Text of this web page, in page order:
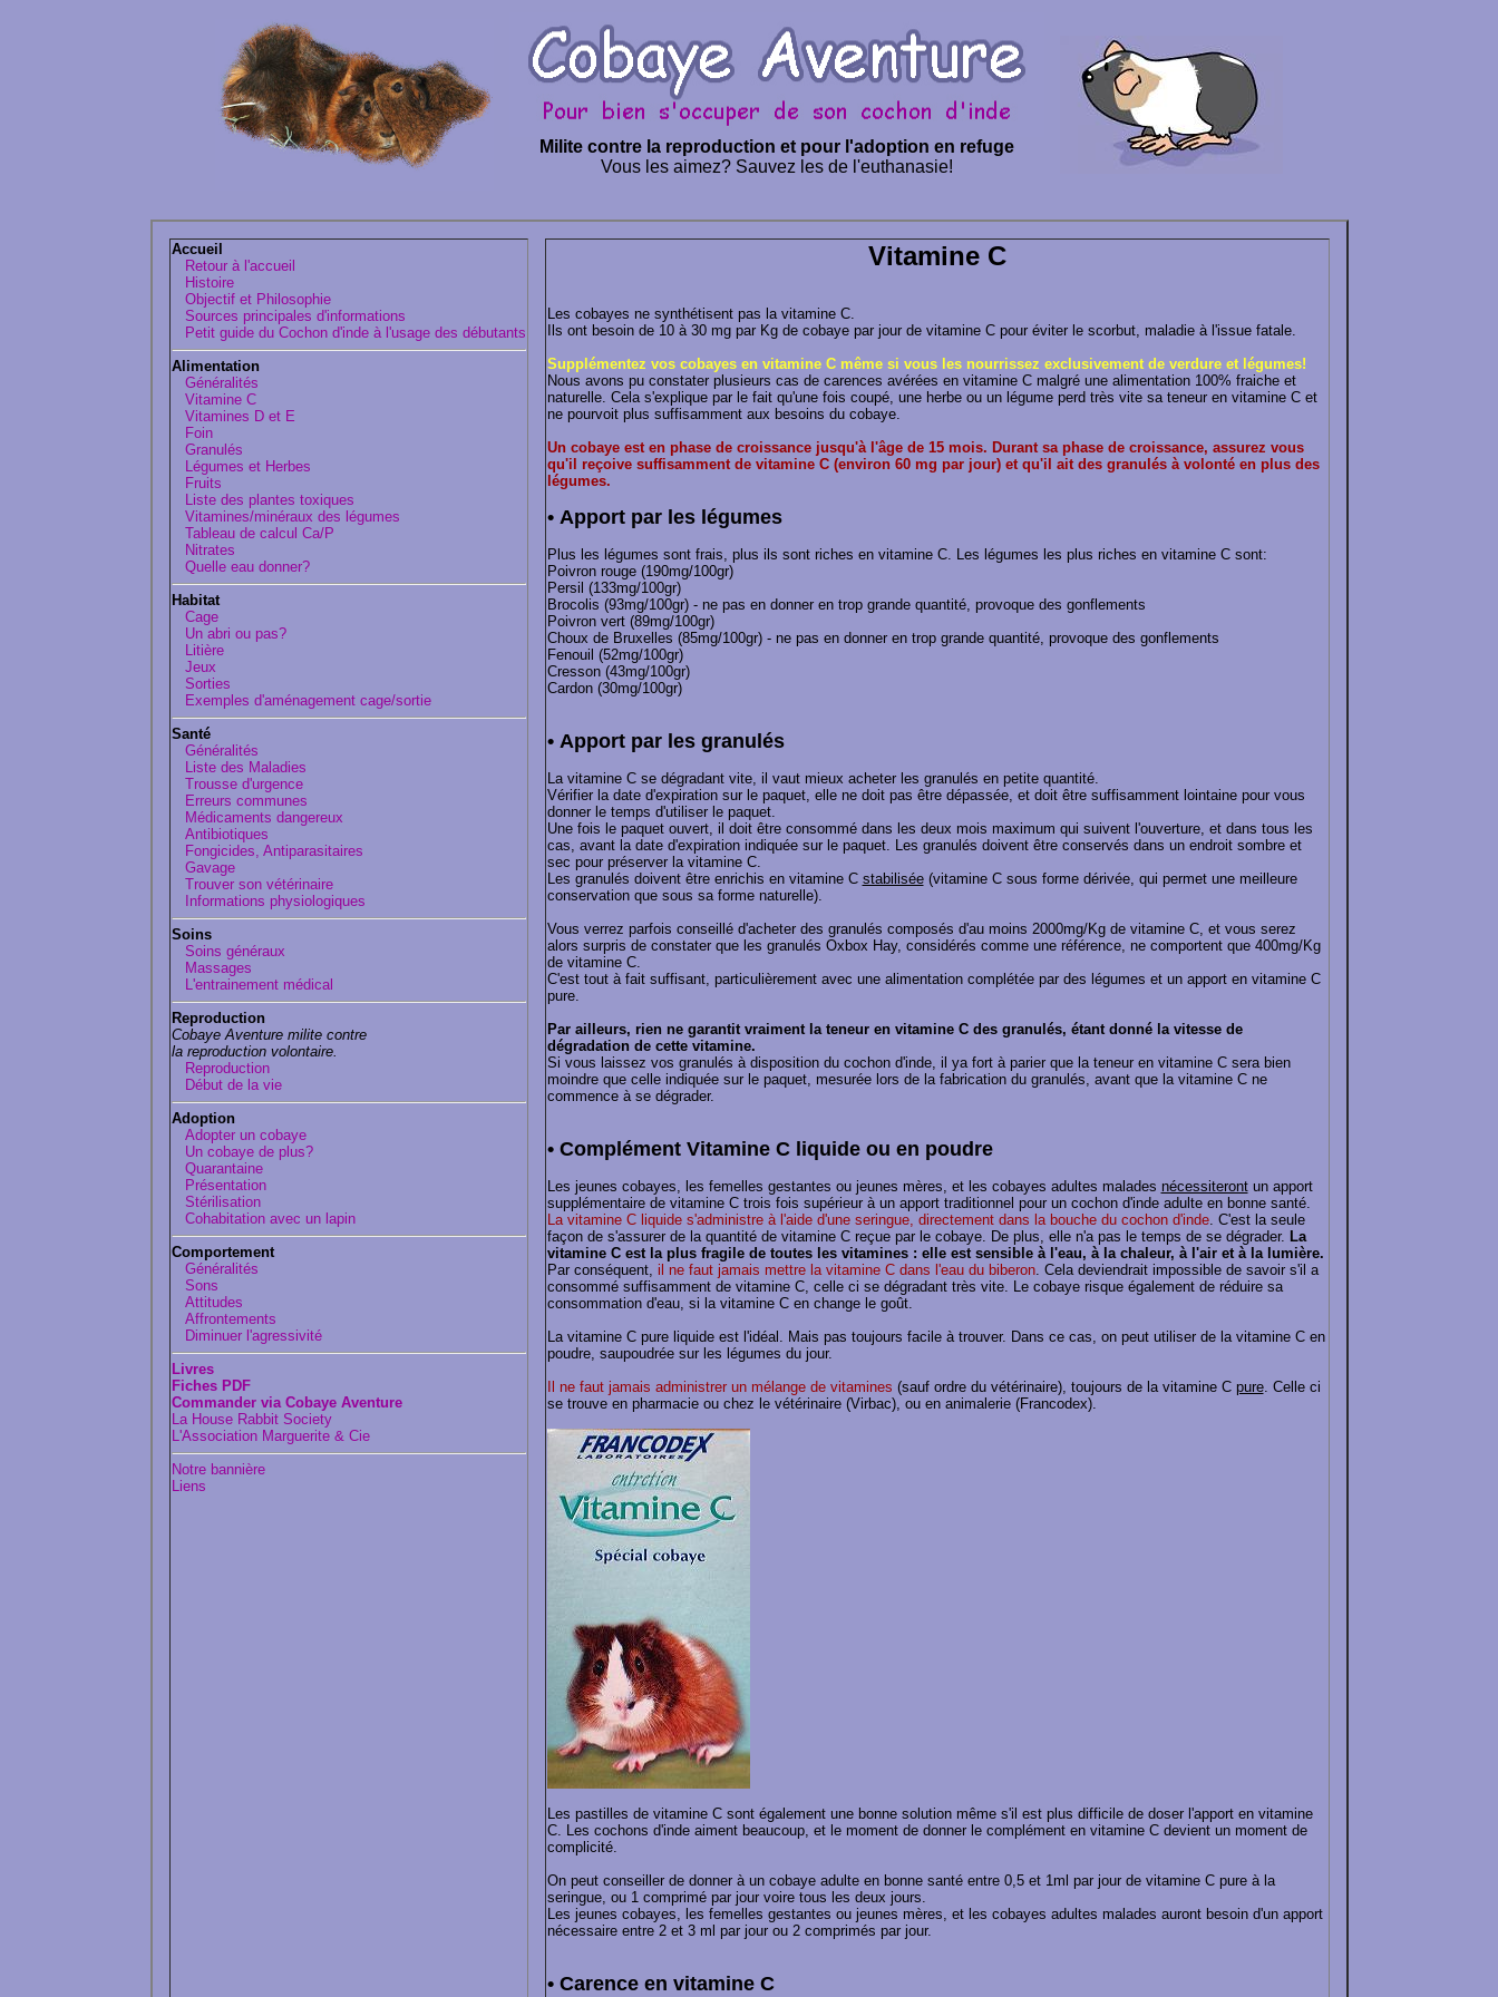
Milite contre la reproduction et pour l'adoption en refuge
Vous les aimez? Sauvez les de l'euthanasie!
Accueil
Retour à l'accueil
Histoire
Objectif et Philosophie
Sources principales d'informations
Petit guide du Cochon d'inde à l'usage des débutants
Alimentation
Généralités
Vitamine C
Vitamines D et E
Foin
Granulés
Légumes et Herbes
Fruits
Liste des plantes toxiques
Vitamines/minéraux des légumes
Tableau de calcul Ca/P
Nitrates
Quelle eau donner?
Habitat
Cage
Un abri ou pas?
Litière
Jeux
Sorties
Exemples d'aménagement cage/sortie
Santé
Généralités
Liste des Maladies
Trousse d'urgence
Erreurs communes
Médicaments dangereux
Antibiotiques
Fongicides, Antiparasitaires
Gavage
Trouver son vétérinaire
Informations physiologiques
Soins
Soins généraux
Massages
L'entrainement médical
Reproduction
Cobaye Aventure milite contre
la reproduction volontaire.
Reproduction
Début de la vie
Adoption
Adopter un cobaye
Un cobaye de plus?
Quarantaine
Présentation
Stérilisation
Cohabitation avec un lapin
Comportement
Généralités
Sons
Attitudes
Affrontements
Diminuer l'agressivité
Livres
Fiches PDF
Commander via Cobaye Aventure
La House Rabbit Society
L'Association Marguerite & Cie
Notre bannière
Liens
Vitamine C
Les cobayes ne synthétisent pas la vitamine C.
Ils ont besoin de 10 à 30 mg par Kg de cobaye par jour de vitamine C pour éviter le scorbut, maladie à l'issue fatale.
Supplémentez vos cobayes en vitamine C même si vous les nourrissez exclusivement de verdure et légumes!
Nous avons pu constater plusieurs cas de carences avérées en vitamine C malgré une alimentation 100% fraiche et
naturelle. Cela s'explique par le fait qu'une fois coupé, une herbe ou un légume perd très vite sa teneur en vitamine C et
ne pourvoit plus suffisamment aux besoins du cobaye.
Un cobaye est en phase de croissance jusqu'à l'âge de 15 mois. Durant sa phase de croissance, assurez vous
qu'il reçoive suffisamment de vitamine C (environ 60 mg par jour) et qu'il ait des granulés à volonté en plus des
légumes.
• Apport par les légumes
Plus les légumes sont frais, plus ils sont riches en vitamine C. Les légumes les plus riches en vitamine C sont:
Poivron rouge (190mg/100gr)
Persil (133mg/100gr)
Brocolis (93mg/100gr) - ne pas en donner en trop grande quantité, provoque des gonflements
Poivron vert (89mg/100gr)
Choux de Bruxelles (85mg/100gr) - ne pas en donner en trop grande quantité, provoque des gonflements
Fenouil (52mg/100gr)
Cresson (43mg/100gr)
Cardon (30mg/100gr)
• Apport par les granulés
La vitamine C se dégradant vite, il vaut mieux acheter les granulés en petite quantité.
Vérifier la date d'expiration sur le paquet, elle ne doit pas être dépassée, et doit être suffisamment lointaine pour vous
donner le temps d'utiliser le paquet.
Une fois le paquet ouvert, il doit être consommé dans les deux mois maximum qui suivent l'ouverture, et dans tous les
cas, avant la date d'expiration indiquée sur le paquet. Les granulés doivent être conservés dans un endroit sombre et
sec pour préserver la vitamine C.
Les granulés doivent être enrichis en vitamine C stabilisée(vitamine C sous forme dérivée, qui permet une meilleure
conservation que sous sa forme naturelle).
Vous verrez parfois conseillé d'acheter des granulés composés d'au moins 2000mg/Kg de vitamine C, et vous serez
alors surpris de constater que les granulés Oxbox Hay, considérés comme une référence, ne comportent que 400mg/Kg
de vitamine C.
C'est tout à fait suffisant, particulièrement avec une alimentation complétée par des légumes et un apport en vitamine C
pure.
Par ailleurs, rien ne garantit vraiment la teneur en vitamine C des granulés, étant donné la vitesse de
dégradation de cette vitamine.
Si vous laissez vos granulés à disposition du cochon d'inde, il ya fort à parier que la teneur en vitamine C sera bien
moindre que celle indiquée sur le paquet, mesurée lors de la fabrication du granulés, avant que la vitamine C ne
commence à se dégrader.
• Complément Vitamine C liquide ou en poudre
Les jeunes cobayes, les femelles gestantes ou jeunes mères, et les cobayes adultes malades nécessiterontun apport
supplémentaire de vitamine C trois fois supérieur à un apport traditionnel pour un cochon d'inde adulte en bonne santé.
La vitamine C liquide s'administre à l'aide d'une seringue, directement dans la bouche du cochon d'inde. C'est la seule
façon de s'assurer de la quantité de vitamine C reçue par le cobaye. De plus, elle n'a pas le temps de se dégrader. La
vitamine C est la plus fragile de toutes les vitamines : elle est sensible à l'eau, à la chaleur, à l'air et à la lumière.
Par conséquent, il ne faut jamais mettre la vitamine C dans l'eau du biberon. Cela deviendrait impossible de savoir s'il a
consommé suffisamment de vitamine C, celle ci se dégradant très vite. Le cobaye risque également de réduire sa
consommation d'eau, si la vitamine C en change le goût.
La vitamine C pure liquide est l'idéal. Mais pas toujours facile à trouver. Dans ce cas, on peut utiliser de la vitamine C en
poudre, saupoudrée sur les légumes du jour.
Il ne faut jamais administrer un mélange de vitamines (sauf ordre du vétérinaire), toujours de la vitamine C pure. Celle ci
se trouve en pharmacie ou chez le vétérinaire (Virbac), ou en animalerie (Francodex).
Les pastilles de vitamine C sont également une bonne solution même s'il est plus difficile de doser l'apport en vitamine
C. Les cochons d'inde aiment beaucoup, et le moment de donner le complément en vitamine C devient un moment de
complicité.
On peut conseiller de donner à un cobaye adulte en bonne santé entre 0,5 et 1ml par jour de vitamine C pure à la
seringue, ou 1 comprimé par jour voire tous les deux jours.
Les jeunes cobayes, les femelles gestantes ou jeunes mères, et les cobayes adultes malades auront besoin d'un apport
nécessaire entre 2 et 3 ml par jour ou 2 comprimés par jour.
• Carence en vitamine C